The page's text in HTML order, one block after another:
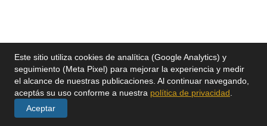
Este sitio utiliza cookies de analítica (Google Analytics) y
seguimiento (Meta Pixel) para mejorar la experiencia y medir
el alcance de nuestras publicaciones. Al continuar navegando,
aceptás su uso conforme a nuestra política de privacidad
Aceptar